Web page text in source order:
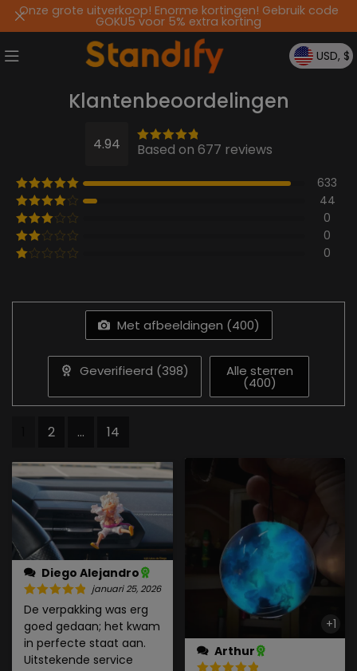
USD, $
Klantenbeoordelingen
4.94 Based on 677 reviews
633
44
0
0
0
Met afbeeldingen (400)
Geverifieerd (398) Alle sterren
(400)
2 ... 14
Diego Alejandro
januari 25, 2026
De verpakking was erg
goed gedaan; het kwam
in perfecte staat aan.
Uitstekende service
+1
Arthur
Onze grote uitverkoop! Enorme kortingen! Gebruik code
GOKU5 voor 5% extra korting